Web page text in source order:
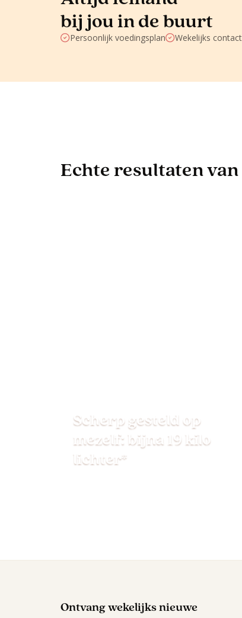
bij jou in de buurt
Persoonlijk voedingsplan
Wekelijks
Echte resultaten
Scherp gesteld op
mezelf: bijna 19 kilo
lichter*
Ontvang wekelijks nieuwe